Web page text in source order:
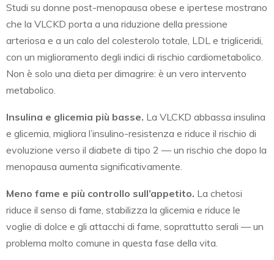
Studi su donne post-menopausa obese e ipertese mostrano
che la VLCKD porta a una riduzione della pressione
arteriosa e a un calo del colesterolo totale, LDL e trigliceridi,
con un miglioramento degli indici di rischio cardiometabolico.
Non è solo una dieta per dimagrire: è un vero intervento
metabolico.
Insulina e glicemia più basse. La VLCKD abbassa insulina
e glicemia, migliora l’insulino-resistenza e riduce il rischio di
evoluzione verso il diabete di tipo 2 — un rischio che dopo la
menopausa aumenta significativamente.
Meno fame e più controllo sull’appetito. La chetosi
riduce il senso di fame, stabilizza la glicemia e riduce le
voglie di dolce e gli attacchi di fame, soprattutto serali — un
problema molto comune in questa fase della vita.